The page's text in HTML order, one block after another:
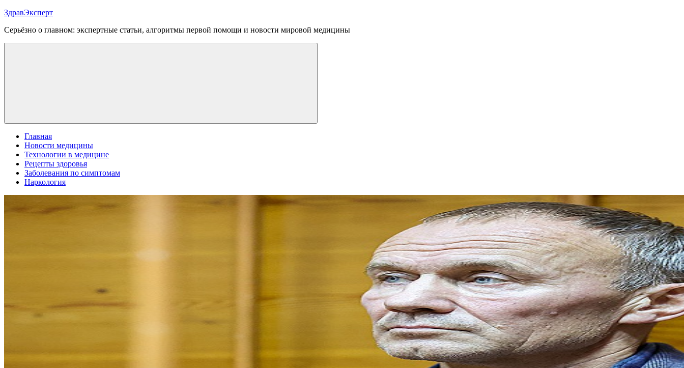
Перейти
содержимому
ЗдравЭксперт
Серьёзно о главном: экспертные статьи, алгоритмы первой помощи и новости мировой медицины
Меню
Главная
Новости медицины
Технологии в медицине
Рецепты здоровья
Заболевания по симптомам
Наркология